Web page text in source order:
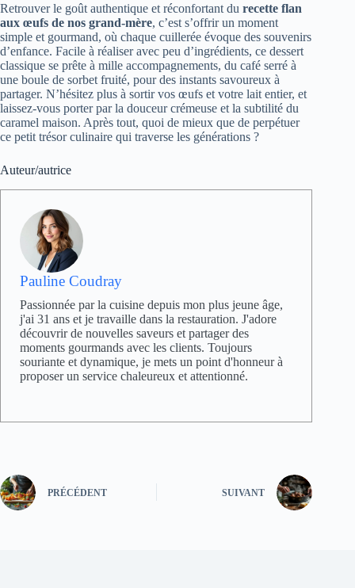
Retrouver le goût authentique et réconfortant du recette flan
aux œufs de nos grand-mère, c’est s’offrir un moment
simple et gourmand, où chaque cuillerée évoque des souvenirs
d’enfance. Facile à réaliser avec peu d’ingrédients, ce dessert
classique se prête à mille accompagnements, du café serré à
une boule de sorbet fruité, pour des instants savoureux à
partager. N’hésitez plus à sortir vos œufs et votre lait entier, et
laissez-vous porter par la douceur crémeuse et la subtilité du
caramel maison. Après tout, quoi de mieux que de perpétuer
ce petit trésor culinaire qui traverse les générations ?
Auteur/autrice
Pauline Coudray
Passionnée par la cuisine depuis mon plus jeune âge,
j'ai 31 ans et je travaille dans la restauration. J'adore
découvrir de nouvelles saveurs et partager des
moments gourmands avec les clients. Toujours
souriante et dynamique, je mets un point d'honneur à
proposer un service chaleureux et attentionné.
PRÉCÉDENT SUIVANT